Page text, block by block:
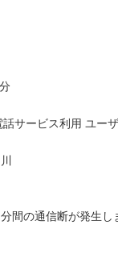
ービス利用 ユー
間の通信断が発生し